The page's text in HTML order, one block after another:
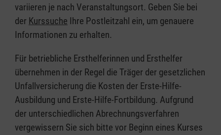
variieren je nach Veranstaltungsort. Geben Sie bei
der Kurssuche Ihre Postleitzahl ein, um genauere
Informationen zu erhalten.
Für betriebliche Ersthelferinnen und Ersthelfer
übernehmen in der Regel die Träger der gesetzlichen
Unfallversicherung die Kosten der Erste-Hilfe-
Ausbildung und Erste-Hilfe-Fortbildung. Aufgrund
der unterschiedlichen Abrechnungsverfahren
vergewissern Sie sich bitte vor Beginn eines Kurses